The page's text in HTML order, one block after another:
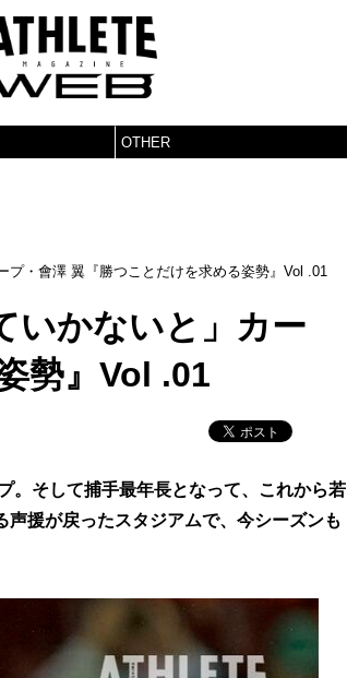
OTHER
プ・會澤 翼『勝つことだけを求める姿勢』Vol .01
いかないと」カー
勢』Vol .01
。そして捕手最年長となって、これから若
援が戻ったスタジアムで、今シーズンも